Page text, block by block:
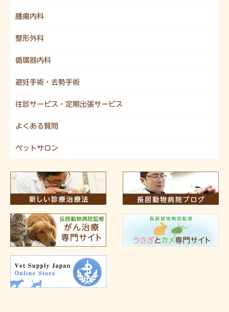
腫瘍内科
整形外科
循環器内科
避妊手術・去勢手術
往診サービス・定期出張サービス
よくある質問
ペットサロン